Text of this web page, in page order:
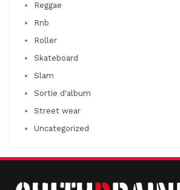
Reggae
Rnb
Roller
Skateboard
Slam
Sortie d'album
Street wear
Uncategorized